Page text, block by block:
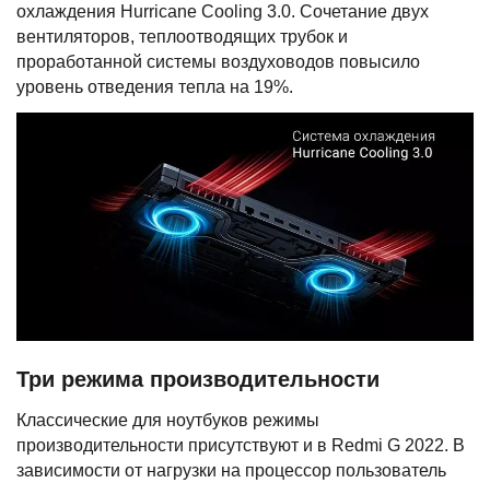
охлаждения Hurricane Cooling 3.0. Сочетание двух
вентиляторов, теплоотводящих трубок и
проработанной системы воздуховодов повысило
уровень отведения тепла на 19%.
Три режима производительности
Классические для ноутбуков режимы
производительности присутствуют и в Redmi G 2022. В
зависимости от нагрузки на процессор пользователь